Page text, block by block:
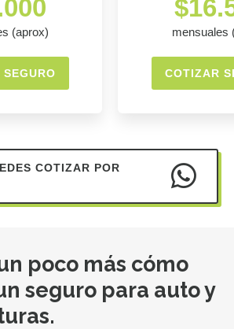
(aprox) mensuales
COTIZAR
COTIZAR POR
poco más cómo
seguro para auto y